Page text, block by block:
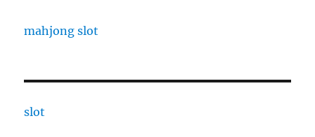
mahjong slot
slot